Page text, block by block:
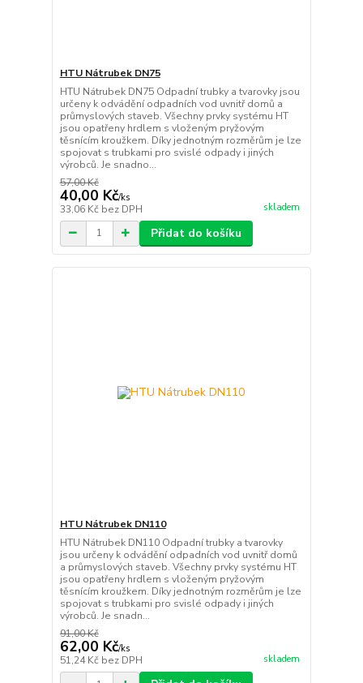
HTU Nátrubek DN75
HTU Nátrubek DN75 Odpadní trubky a tvarovky jsou
určeny k odvádění odpadních vod uvnitř domů a
průmyslových staveb. Všechny prvky systému HT
jsou opatřeny hrdlem s vloženým pryžovým
těsnícím kroužkem. Díky jednotným rozměrům je lze
spojovat s trubkami pro svislé odpady i jiných
výrobců. Je snadno...
57,00 Kč
40,00 Kč/ks
33,06 Kč bez DPH skladem
Přidat do košíku
HTU Nátrubek DN110
HTU Nátrubek DN110 Odpadní trubky a tvarovky
jsou určeny k odvádění odpadních vod uvnitř domů
a průmyslových staveb. Všechny prvky systému HT
jsou opatřeny hrdlem s vloženým pryžovým
těsnícím kroužkem. Díky jednotným rozměrům je lze
spojovat s trubkami pro svislé odpady i jiných
výrobců. Je snadn...
91,00 Kč
62,00 Kč/ks
51,24 Kč bez DPH skladem